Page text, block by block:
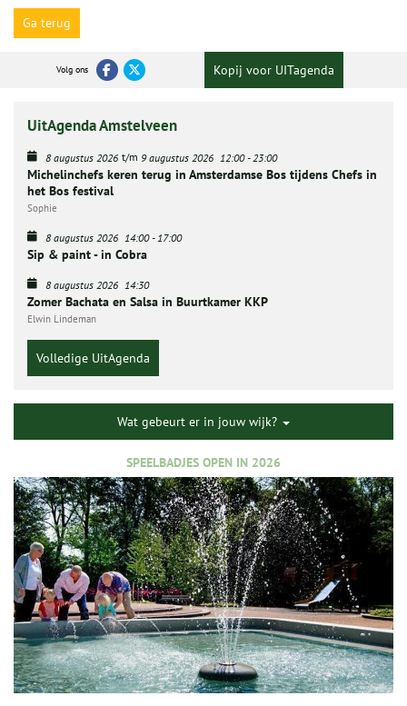
Ga terug
Volg ons Kopij voor UITagenda
UitAgenda Amstelveen
8 augustus 2026 t/m 9 augustus 2026 12:00-23:00
Michelinchefs keren terug in Amsterdamse Bos tijdens Chefs in
het Bos festival
Sophie
8 augustus 2026 14:00-17:00
Sip & paint - in Cobra
8 augustus 2026 14:30
Zomer Bachata en Salsa in Buurtkamer KKP
Elwin Lindeman
Volledige UitAgenda
Wat gebeurt er in jouw wijk?
SPEELBADJES OPEN IN 2026